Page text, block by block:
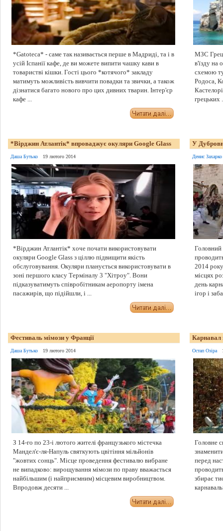
*Gatoteca* - саме так називається перше в Мадриді, та і в
усій Іспанії кафе, де ви можете випити чашку кави в
товаристві кішки. Гості цього *котячого* закладу
матимуть можливість вивчити повадки та звички, а також
дізнатися багато нового про цих дивних тварин. Інтер'єр
кафе ...
МЗС
в'їзду на
схемою
Родоса,
грецьких
*Вірджин Атлантік* впроваджує окуляри Google Glass
Даша Бутько 19 лютого 2014
*Вірджин Атлантік* хоче почати використовувати
окуляри Google Glass з ціллю підвищити якість
обслуговування. Окуляри планується використовувати в
зоні першого класу Терміналу 3 "Хітроу". Вони
підказуватимуть співробітникам аеропорту імена
пасажирів, що підійшли, і ...
У
Денис Захарко
Головний
2014
місцях
день
ігор і
Фестиваль мімози у Франції
Даша Бутько 19 лютого 2014
З 14-го по 23-і лютого жителі французького містечка
Мандел'є-ля-Напуль святкують цвітіння мільйонів
"жовтих сонць". Місце проведення фестивалю вибране
не випадково: вирощування мімози по праву вважається
найбільшим (і найприємним) місцевим виробництвом.
Впродовж десяти ...
Карнавал
Остап Озіра
Головне
перед
збирає